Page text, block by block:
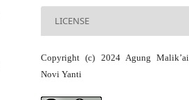
LICENSE
Copyright (c) 2024 Agung
Novi Yanti